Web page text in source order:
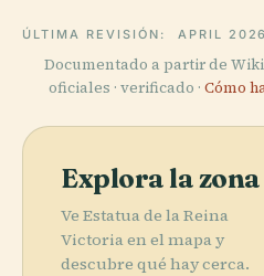
ÚLTIMA REVISIÓN: APRIL 2026
Documentado a partir de
oficiales · verificado · Cómo
Explora la zona
Ve Estatua de la Reina
Victoria en el mapa y
descubre qué hay cerca.